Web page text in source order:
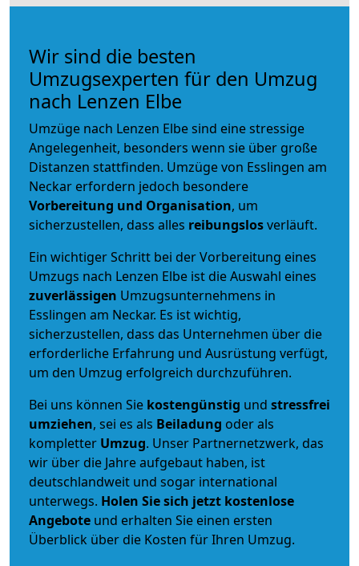
Wir sind die besten
Umzugsexperten für den Umzug
nach Lenzen Elbe
Umzüge nach Lenzen Elbe sind eine stressige
Angelegenheit, besonders wenn sie über große
Distanzen stattfinden. Umzüge von Esslingen am
Neckar erfordern jedoch besondere
Vorbereitung und Organisation, um
sicherzustellen, dass alles reibungslosverläuft.
Ein wichtiger Schritt bei der Vorbereitung eines
Umzugs nach Lenzen Elbe ist die Auswahl eines
zuverlässigen Umzugsunternehmens in
Esslingen am Neckar. Es ist wichtig,
sicherzustellen, dass das Unternehmen über die
erforderliche Erfahrung und Ausrüstung verfügt,
um den Umzug erfolgreich durchzuführen.
Bei uns können Sie kostengünstig und stressfrei
umziehen, sei es als Beiladung oder als
kompletter Umzug. Unser Partnernetzwerk, das
wir über die Jahre aufgebaut haben, ist
deutschlandweit und sogar international
unterwegs. Holen Sie sich jetzt kostenlose
Angebote und erhalten Sie einen ersten
Überblick über die Kosten für Ihren Umzug.